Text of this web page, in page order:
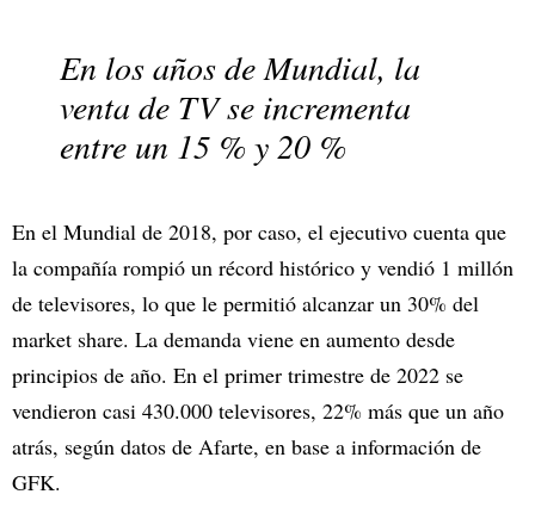
En los años de Mundial, la
venta de TV se incrementa
entre un 15 % y 20 %
En el Mundial de 2018, por caso, el ejecutivo cuenta que
la compañía rompió un récord histórico y vendió 1 millón
de televisores, lo que le permitió alcanzar un 30% del
market share. La demanda viene en aumento desde
principios de año. En el primer trimestre de 2022 se
vendieron casi 430.000 televisores, 22% más que un año
atrás, según datos de Afarte, en base a información de
GFK.